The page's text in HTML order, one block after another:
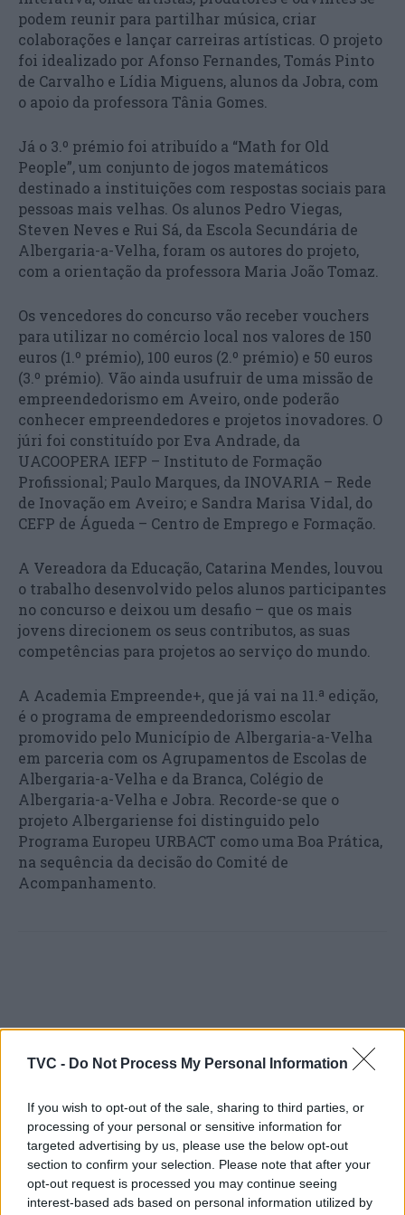
TVC - Do Not Process My Personal Information
If you wish to opt-out of the sale, sharing to third parties, or
processing of your personal or sensitive information for
targeted advertising by us, please use the below opt-out
section to confirm your selection. Please note that after your
opt-out request is processed you may continue seeing
interest-based ads based on personal information utilized by
podem reunir para partilhar música, criar
colaborações e lançar carreiras artísticas. O projeto
foi idealizado por Afonso Fernandes, Tomás Pinto
de Carvalho e Lídia Miguens, alunos da Jobra, com
o apoio da professora Tânia Gomes.
Já o 3.º prémio foi atribuído a “Math for Old
People”, um conjunto de jogos matemáticos
destinado a instituições com respostas sociais para
pessoas mais velhas. Os alunos Pedro Viegas,
Steven Neves e Rui Sá, da Escola Secundária de
Albergaria-a-Velha, foram os autores do projeto,
com a orientação da professora Maria João Tomaz.
Os vencedores do concurso vão receber vouchers
para utilizar no comércio local nos valores de 150
euros (1.º prémio), 100 euros (2.º prémio) e 50 euros
(3.º prémio). Vão ainda usufruir de uma missão de
empreendedorismo em Aveiro, onde poderão
conhecer empreendedores e projetos inovadores. O
júri foi constituído por Eva Andrade, da
UACOOPERA IEFP – Instituto de Formação
Profissional; Paulo Marques, da INOVARIA – Rede
de Inovação em Aveiro; e Sandra Marisa Vidal, do
CEFP de Águeda – Centro de Emprego e Formação.
A Vereadora da Educação, Catarina Mendes, louvou
o trabalho desenvolvido pelos alunos participantes
no concurso e deixou um desafio – que os mais
jovens direcionem os seus contributos, as suas
competências para projetos ao serviço do mundo.
A Academia Empreende+, que já vai na 11.ª edição,
é o programa de empreendedorismo escolar
promovido pelo Município de Albergaria-a-Velha
em parceria com os Agrupamentos de Escolas de
Albergaria-a-Velha e da Branca, Colégio de
Albergaria-a-Velha e Jobra. Recorde-se que o
projeto Albergariense foi distinguido pelo
Programa Europeu URBACT como uma Boa Prática,
na sequência da decisão do Comité de
Acompanhamento.
Festival Internacional de
Cinema Documental em
Albergaria-a-Velha
Oliveira do Hospital:
Câmara Municipal atribui
apoios financeirosaos
grupos culturais do
concelho